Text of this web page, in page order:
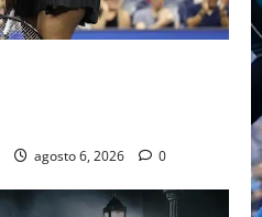
agosto 6, 2026 0